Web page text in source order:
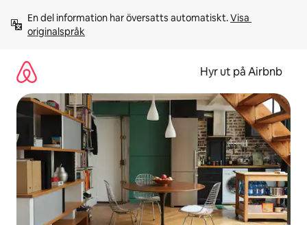
innehåll
En del information har översatts automatiskt. Visa
originalspråk
Hyr ut på Airbnb